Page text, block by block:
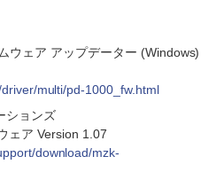
ウェア アップデーター (Windows)
multi/pd-1000_fw.html
ションズ
ェア Version 1.07
download/mzk-